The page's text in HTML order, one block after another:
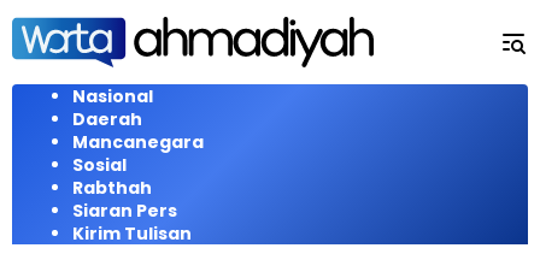
Langsung
konten
Nasional
Daerah
Mancanegara
Sosial
Rabthah
Siaran Pers
Kirim Tulisan